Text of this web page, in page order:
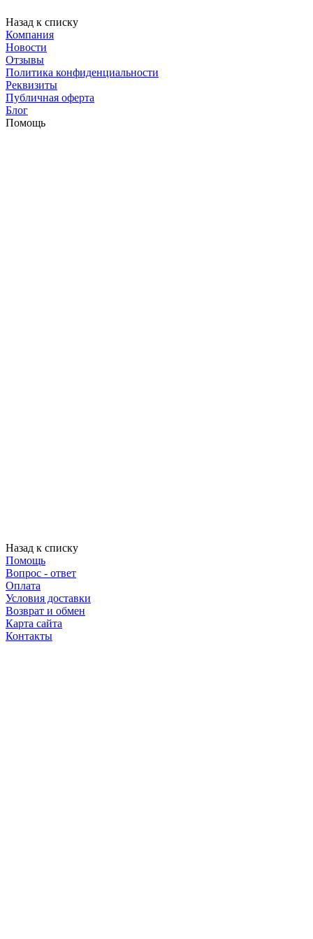
Назад к списку
Компания
Новости
Отзывы
Политика конфиденциальности
Реквизиты
Публичная оферта
Блог
Помощь
Назад к списку
Помощь
Вопрос - ответ
Оплата
Условия доставки
Возврат и обмен
Карта сайта
Контакты